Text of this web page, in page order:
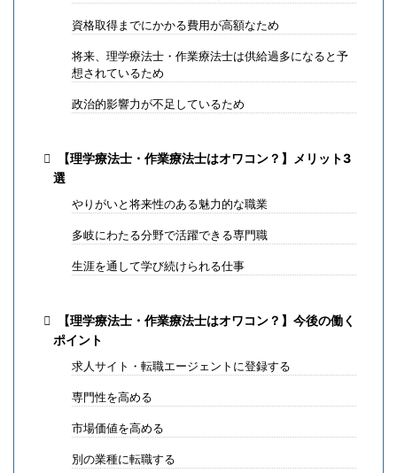
資格取得までにかかる費用が高額なため
将来、理学療法士・作業療法士は供給過多になると予
想されているため
政治的影響力が不足しているため
【理学療法士・作業療法士はオワコン？】メリット3
選
やりがいと将来性のある魅力的な職業
多岐にわたる分野で活躍できる専門職
生涯を通して学び続けられる仕事
【理学療法士・作業療法士はオワコン？】今後の働く
ポイント
求人サイト・転職エージェントに登録する
専門性を高める
市場価値を高める
別の業種に転職する